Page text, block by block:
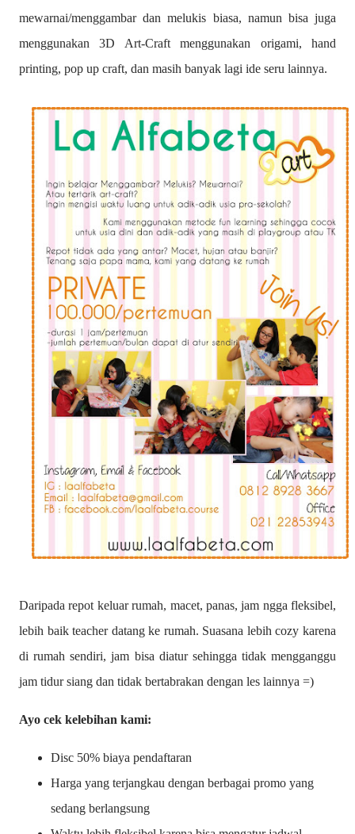
mewarnai/menggambar dan melukis biasa, namun bisa juga
menggunakan 3D Art-Craft menggunakan origami, hand
printing, pop up craft, dan masih banyak lagi ide seru lainnya.
Daripada repot keluar rumah, macet, panas, jam ngga fleksibel,
lebih baik teacher datang ke rumah. Suasana lebih cozy karena
di rumah sendiri, jam bisa diatur sehingga tidak mengganggu
jam tidur siang dan tidak bertabrakan dengan les lainnya =)
Ayo cek kelebihan kami:
Disc 50% biaya pendaftaran
Harga yang terjangkau dengan berbagai promo yang
sedang berlangsung